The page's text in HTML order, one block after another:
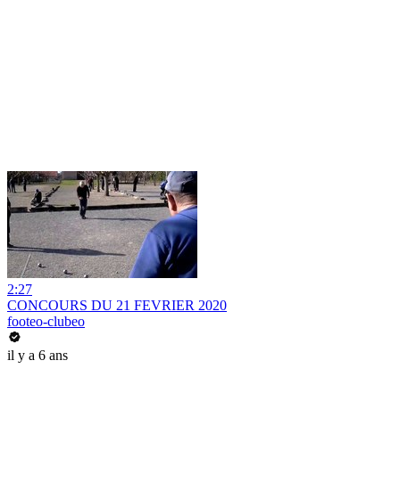
2:27
CONCOURS DU 21 FEVRIER 2020
footeo-clubeo
il y a 6 ans